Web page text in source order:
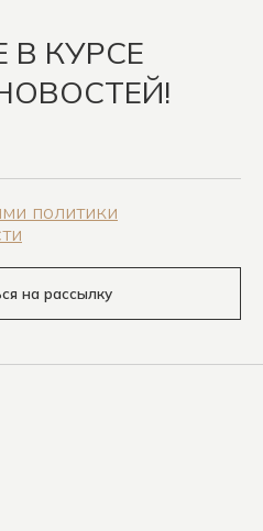
В КУРСЕ
политики
на рассылку